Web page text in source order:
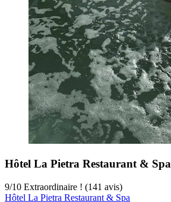
Hôtel La Pietra Restaurant & Spa
9/10 Extraordinaire ! (141 avis)
Hôtel La Pietra Restaurant & Spa